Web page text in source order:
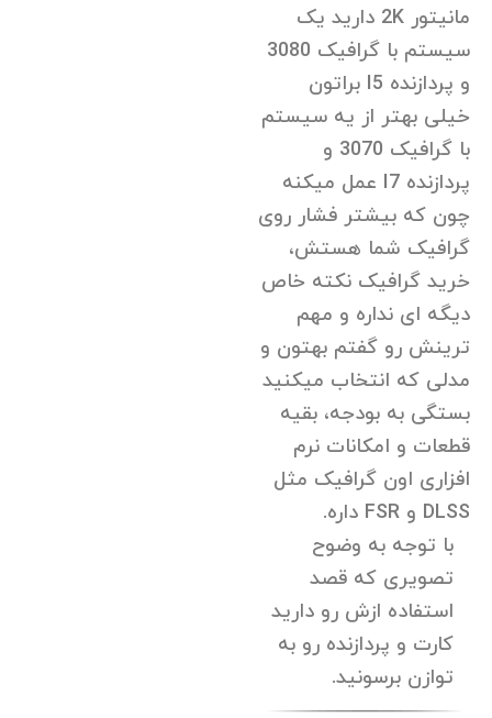
مانیتور 2K دارید یک
سیستم با گرافیک 3080
و پردازنده I5 براتون
خیلی بهتر از یه سیستم
با گرافیک 3070 و
پردازنده I7 عمل میکنه
چون که بیشتر فشار روی
گرافیک شما هستش،
خرید گرافیک نکته خاص
دیگه ای نداره و مهم
ترینش رو گفتم بهتون و
مدلی که انتخاب میکنید
بستگی به بودجه، بقیه
قطعات و امکانات نرم
افزاری اون گرافیک مثل
DLSS و FSR داره.
با توجه به وضوح
تصویری که قصد
استفاده ازش رو دارید
کارت و پردازنده رو به
توازن برسونید.